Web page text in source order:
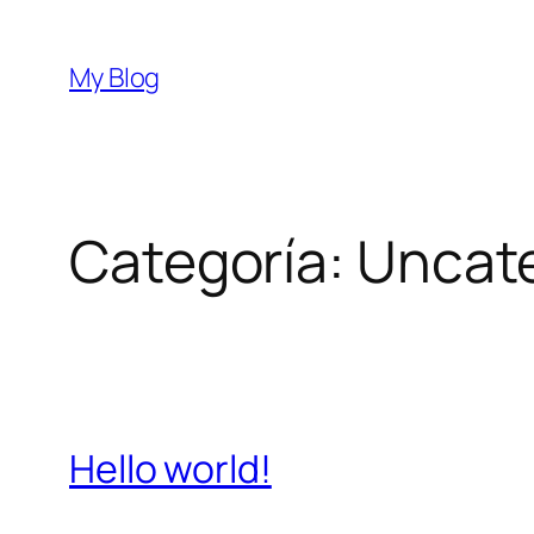
contenido
My Blog
Categoría:
Hello world!